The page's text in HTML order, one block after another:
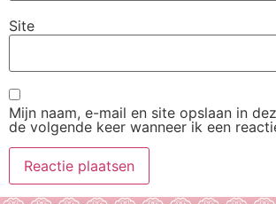
Site
Mijn naam, e-mail en site opslaan in
de volgende keer wanneer ik een